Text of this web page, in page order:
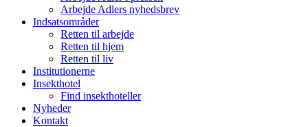
Arbejde Adlers nyhedsbrev
Indsatsområder
Retten til arbejde
Retten til hjem
Retten til liv
Institutionerne
Insekthotel
Find insekthoteller
Nyheder
Kontakt